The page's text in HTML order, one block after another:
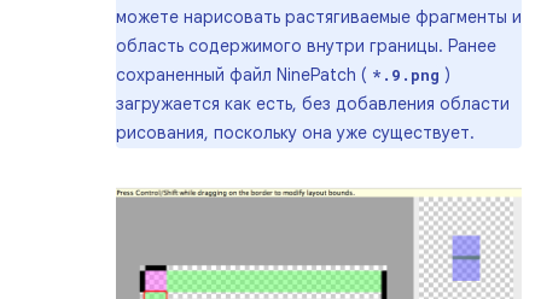
можете нарисовать растягиваемые фрагменты и
область содержимого внутри границы. Ранее
сохраненный файл NinePatch ( *.9.png )
загружается как есть, без добавления области
рисования, поскольку она уже существует.